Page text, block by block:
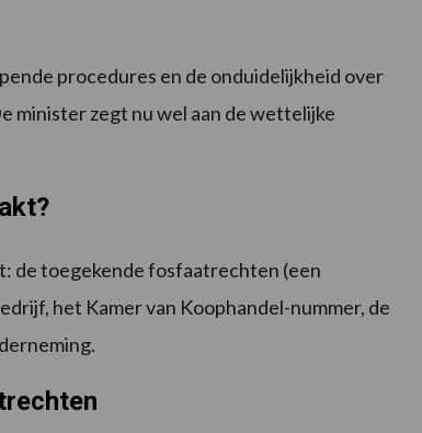
procedures en de onduidelijkheid over
minister zegt nu wel aan de wettelijke
de toegekende fosfaatrechten (een
het Kamer van Koophandel-nummer, de